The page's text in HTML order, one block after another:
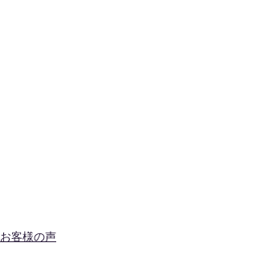
お客様の声